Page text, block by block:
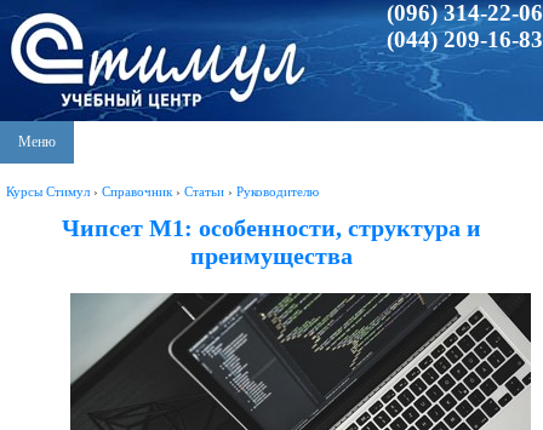
(096) 314-22-06
(044) 209-16-83
Меню
Курсы Стимул › Справочник › Статьи › Руководителю
Чипсет M1: особенности, структура и
преимущества